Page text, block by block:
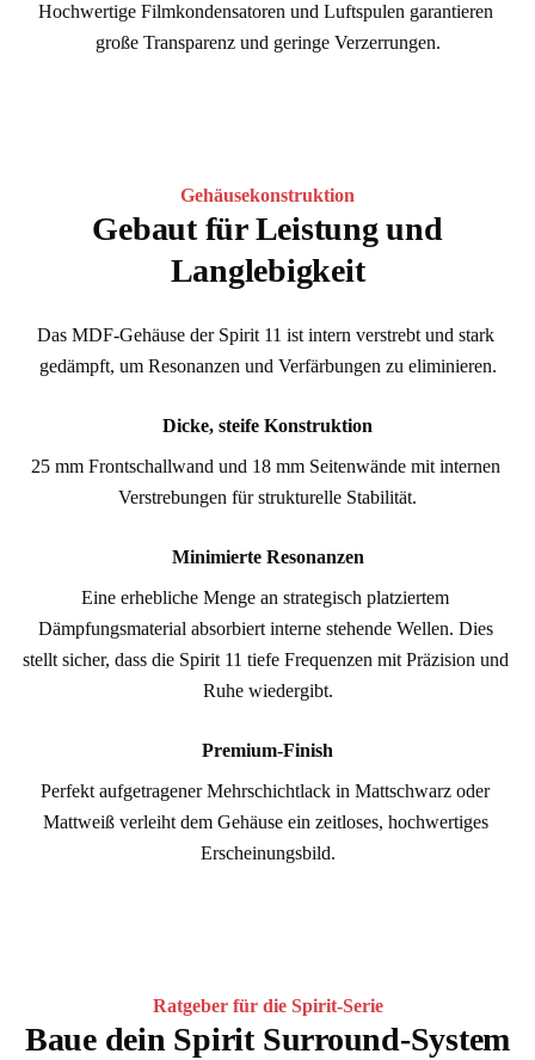
Hochwertige Filmkondensatoren und Luftspulen garantieren
große Transparenz und geringe Verzerrungen.
Gehäusekonstruktion
Gebaut für Leistung und
Langlebigkeit
Das MDF-Gehäuse der Spirit 11 ist intern verstrebt und stark
gedämpft, um Resonanzen und Verfärbungen zu eliminieren.
Dicke, steife Konstruktion
25 mm Frontschallwand und 18 mm Seitenwände mit internen
Verstrebungen für strukturelle Stabilität.
Minimierte Resonanzen
Eine erhebliche Menge an strategisch platziertem
Dämpfungsmaterial absorbiert interne stehende Wellen. Dies
stellt sicher, dass die Spirit 11 tiefe Frequenzen mit Präzision und
Ruhe wiedergibt.
Premium-Finish
Perfekt aufgetragener Mehrschichtlack in Mattschwarz oder
Mattweiß verleiht dem Gehäuse ein zeitloses, hochwertiges
Erscheinungsbild.
Ratgeber für die Spirit-Serie
Baue dein Spirit Surround-System